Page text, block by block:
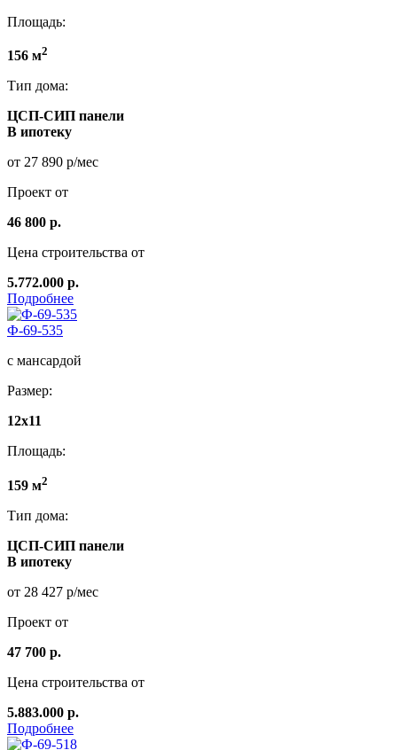
Площадь:
156 м2
Тип дома:
ЦСП-СИП панели
В ипотеку
от 27 890 р/мес
Проект от
46 800 р.
Цена строительства от
5.772.000 р.
Подробнее
Ф-69-535
с мансардой
Размер:
12х11
Площадь:
159 м2
Тип дома:
ЦСП-СИП панели
В ипотеку
от 28 427 р/мес
Проект от
47 700 р.
Цена строительства от
5.883.000 р.
Подробнее